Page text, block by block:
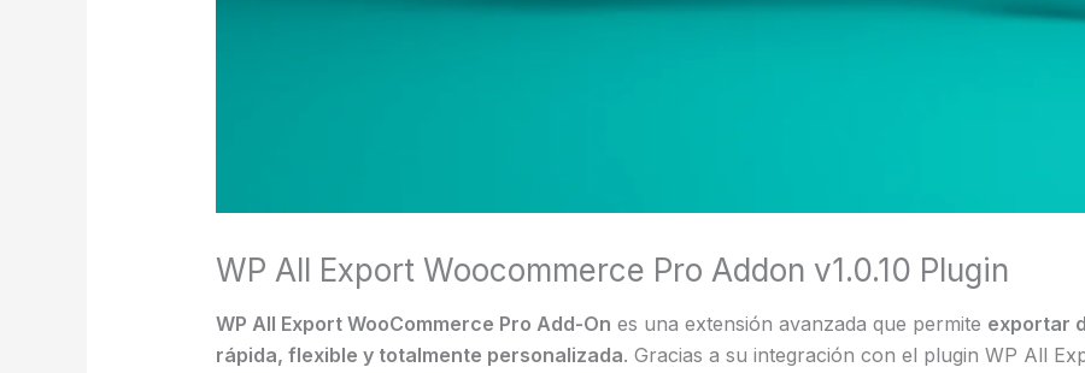
WP All Export Woocommerce Pro Addon v1.0.10 Plugin
WP All Export WooCommerce Pro Add-On es una extensión avanzada que permite exportar
rápida, flexible y totalmente personalizada. Gracias a su integración con el plugin WP All